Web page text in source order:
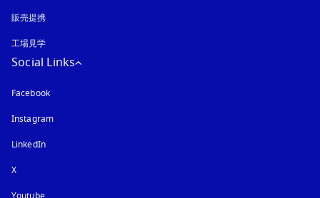
販売提携
工場見学
Social Links
Facebook
Instagram新しいタブに表示されます
LinkedIn
X